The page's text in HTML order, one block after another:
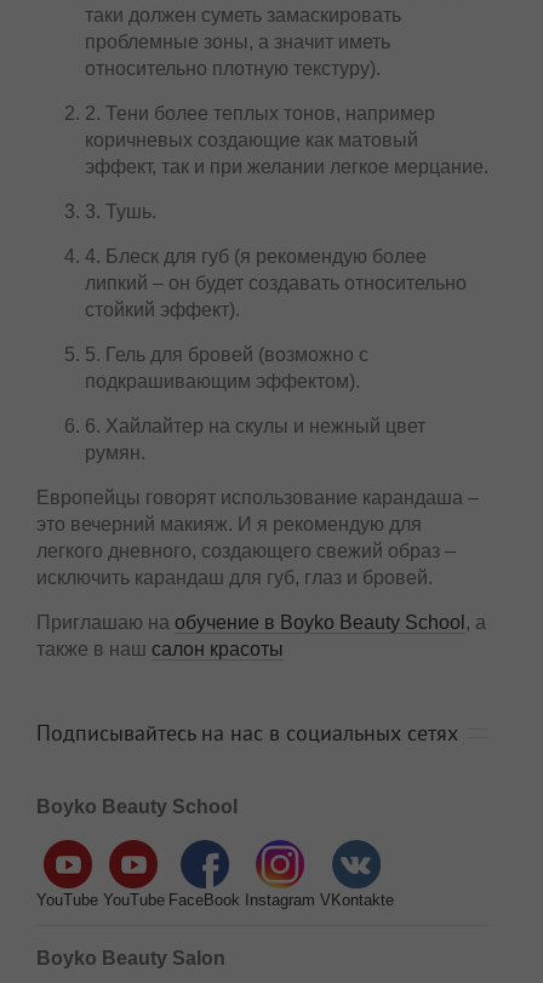
таки должен суметь замаскировать
проблемные зоны, а значит иметь
относительно плотную текстуру).
2. Тени более теплых тонов, например
коричневых создающие как матовый
эффект, так и при желании легкое мерцание.
3. Тушь.
4. Блеск для губ (я рекомендую более
липкий – он будет создавать относительно
стойкий эффект).
5. Гель для бровей (возможно с
подкрашивающим эффектом).
6. Хайлайтер на скулы и нежный цвет
румян.
Европейцы говорят использование карандаша –
это вечерний макияж. И я рекомендую для
легкого дневного, создающего свежий образ –
исключить карандаш для губ, глаз и бровей.
Приглашаю на обучение в Boyko Beauty School , а
также в наш салон красоты
Подписывайтесь на нас в социальных сетях
Boyko Beauty School
YouTube YouTube FaceBook Instagram VKontakte
Boyko Beauty Salon